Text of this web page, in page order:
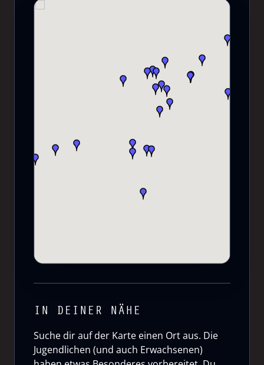
IN DEINER NÄHE
Suche dir auf der Karte einen Ort aus. Die
Jugendlichen (und auch Erwachsenen)